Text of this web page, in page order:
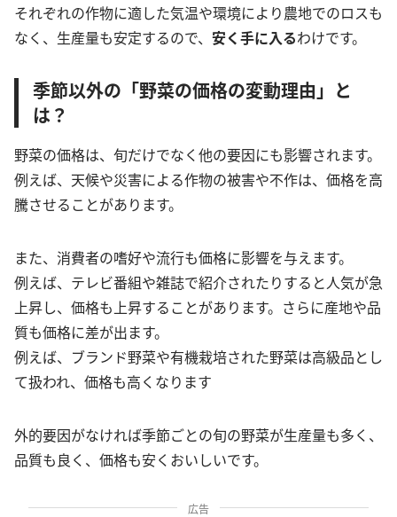
それぞれの作物に適した気温や環境により農地でのロスも
なく、生産量も安定するので、 安く手に入るわけです。
季節以外の「野菜の価格の変動理由」と
は？
野菜の価格は、旬だけでなく他の要因にも影響されます。
例えば、天候や災害による作物の被害や不作は、価格を高
騰させることがあります。
また、消費者の嗜好や流行も価格に影響を与えます。
例えば、テレビ番組や雑誌で紹介されたりすると人気が急
上昇し、価格も上昇することがあります。さらに産地や品
質も価格に差が出ます。
例えば、ブランド野菜や有機栽培された野菜は高級品とし
て扱われ、価格も高くなります
外的要因がなければ季節ごとの旬の野菜が生産量も多く、
品質も良く、価格も安くおいしいです。
広告